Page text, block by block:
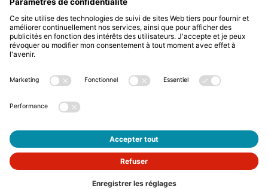
+49 2522 59084 0
sales@nexopart.com
Protection des données Mentions légales
GTCs
GTCP